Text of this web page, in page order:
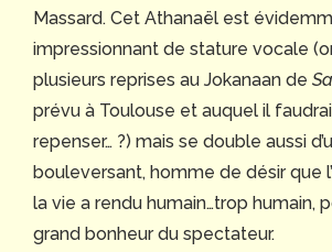
Massard. Cet Athanaël est
impressionnant de stature vocale
plusieurs reprises au Jokanaan de
prévu à Toulouse et auquel il
repenser… ?) mais se double aussi
bouleversant, homme de désir que
la vie a rendu humain…trop humain,
grand bonheur du spectateur.